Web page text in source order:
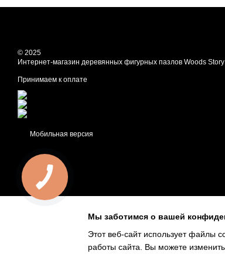
© 2025
Интернет-магазин деревянных фигурных пазлов Woods
Принимаем к оплате
Мобильная версия
Мы заботимся о вашей
Этот веб-сайт использует файлы
работы сайта. Вы можете